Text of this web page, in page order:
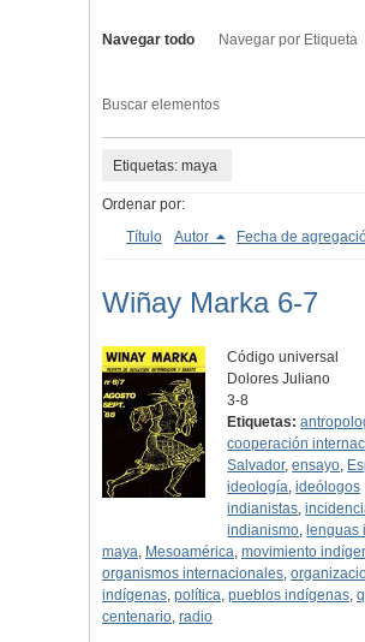
Navegar todo Navegar por Etiqueta
Buscar elementos
Etiquetas: maya
Ordenar por:
Título
Autor Fecha de
Wiñay Marka 6-7
Código universal
Dolores Juliano
3-8
Etiquetas:
cooperación
Salvador,ensayo,
ideología,ideólogos
indianistas,
indianismo, lenguas
maya, Mesoamérica, movimiento
organismos internacionales,
indígenas, política, pueblos indígenas,
centenario, radio